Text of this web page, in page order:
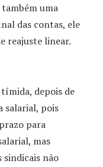
uma
das contas, ele
reajuste linear.
depois de
salarial, pois
para
mas
sindicais não